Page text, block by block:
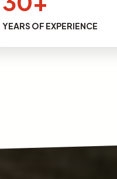
YEARS OF EXPERIENCE